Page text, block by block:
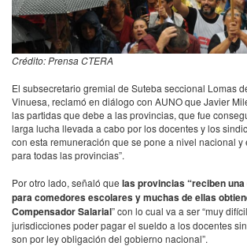
Crédito: Prensa CTERA
El subsecretario gremial de Suteba seccional Lomas
Vinuesa, reclamó en diálogo con AUNO que Javier
las partidas que debe a las provincias, que fue
larga lucha llevada a cabo por los docentes y los
con esta remuneración que se pone a nivel nacional y
para todas las provincias”.
Por otro lado, señaló que las provincias “reciben
para comedores escolares y muchas de ellas
Compensador Salarial” con lo cual va a ser “muy
jurisdicciones poder pagar el sueldo a los docentes
son por ley obligación del gobierno nacional”.